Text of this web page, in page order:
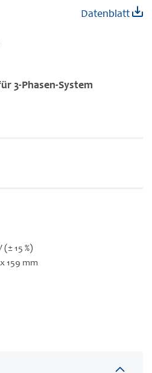
3-Phasen-System
Datenblatt
(± 15 %)
159 mm